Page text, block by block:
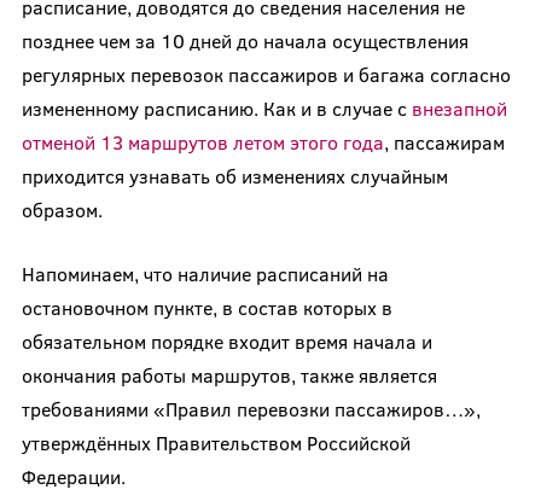
расписание, доводятся до сведения населения не
позднее чем за 10 дней до начала осуществления
регулярных перевозок пассажиров и багажа согласно
измененному расписанию. Как и в случае с внезапной
отменой 13 маршрутов летом этого года, пассажирам
приходится узнавать об изменениях случайным
образом.
Напоминаем, что наличие расписаний на
остановочном пункте, в состав которых в
обязательном порядке входит время начала и
окончания работы маршрутов, также является
требованиями «Правил перевозки пассажиров…»,
утверждённых Правительством Российской
Федерации.